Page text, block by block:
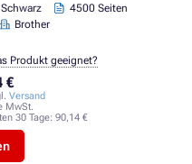
Schwarz
4500 Seiten
Brother
€
Versand
MwSt.
30 Tage: 90,14 €
Produkt geeignet?